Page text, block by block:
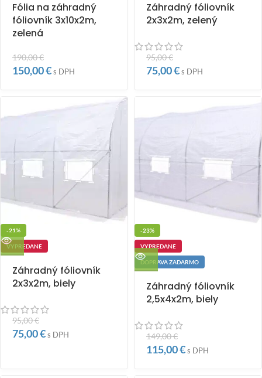
Fólia na záhradný
fóliovník 3x10x2m,
zelená
190,00€
150,00€s DPH
Záhradný fóliovník
2x3x2m, zelený
95,00€
75,00€s DPH
-21%
VYPREDANÉ
Záhradný fóliovník
2x3x2m, biely
95,00€
75,00€s DPH
-23%
VYPREDANÉ
DOPRAVA ZADARMO
Záhradný fóliovník
2,5x4x2m, biely
149,00€
115,00€s DPH